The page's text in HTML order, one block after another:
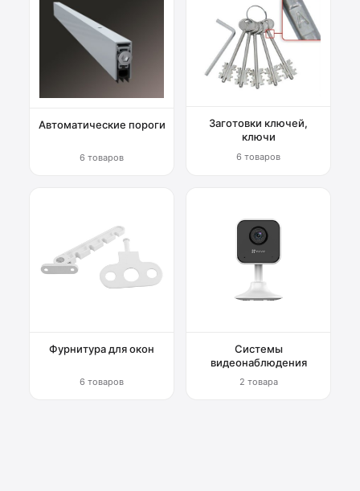
Автоматические пороги
6 товаров
Заготовки ключей,
ключи
6 товаров
Фурнитура для окон
6 товаров
Системы
видеонаблюдения
2 товара